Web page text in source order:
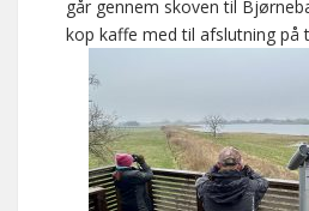
går gennem skoven til
kop kaffe med til afslutning på